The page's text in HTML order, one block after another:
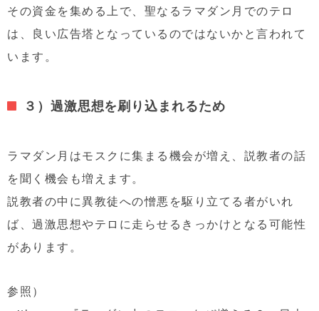
その資金を集める上で、聖なるラマダン月でのテロ
は、良い広告塔となっているのではないかと言われて
います。
３）過激思想を刷り込まれるため
ラマダン月はモスクに集まる機会が増え、説教者の話
を聞く機会も増えます。
説教者の中に異教徒への憎悪を駆り立てる者がいれ
ば、過激思想やテロに走らせるきっかけとなる可能性
があります。
参照）